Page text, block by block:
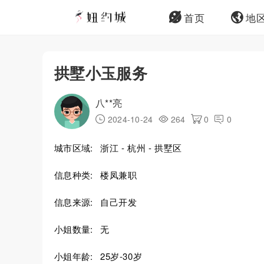
首页 地
拱墅小玉服务
八**亮
2024-10-24 264 0 0
城市区域: 浙江 - 杭州 - 拱墅区
信息种类: 楼凤兼职
信息来源: 自己开发
小姐数量: 无
小姐年龄: 25岁-30岁